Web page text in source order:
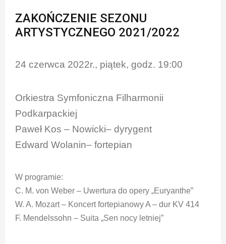
ZAKOŃCZENIE SEZONU
ARTYSTYCZNEGO 2021/2022
24 czerwca 2022r., piątek, godz. 19:00
Orkiestra Symfoniczna Filharmonii
Podkarpackiej
Paweł Kos – Nowicki– dyrygent
Edward Wolanin– fortepian
W programie:
C. M. von Weber – Uwertura do opery „Euryanthe”
W. A. Mozart – Koncert fortepianowy A – dur KV 414
F. Mendelssohn – Suita „Sen nocy letniej”